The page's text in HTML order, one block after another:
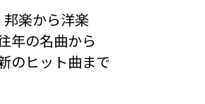
邦楽から洋楽
年の名曲から
のヒット曲まで